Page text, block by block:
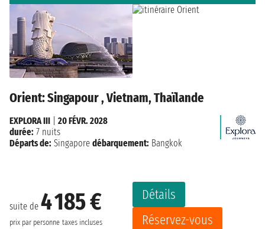
Orient: Singapour , Vietnam, Thaïlande
suite de 4 185 €
prix par personne taxes incluses
Détails
Réservez-vous
EXPLORA III
20 FÉVR. 2028
durée: 7 nuits
Départs de: Singapore débarquement: Bangkok